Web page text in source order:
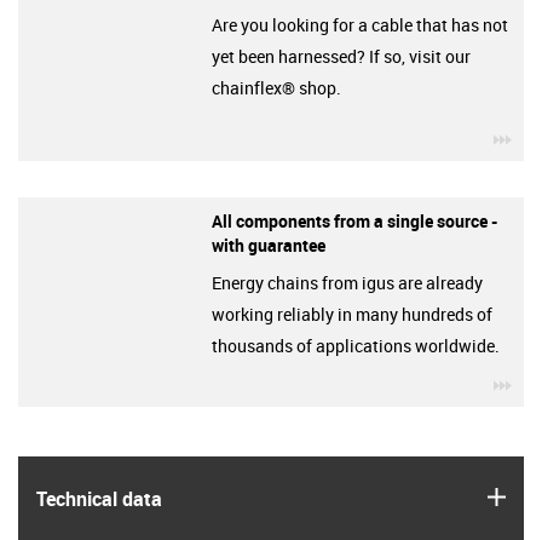
Technical data
Are you looking for a cable that has not
yet been harnessed? If so, visit our
chainflex® shop.
All components from a single source -
with guarantee
Energy chains from igus are already
working reliably in many hundreds of
thousands of applications worldwide.